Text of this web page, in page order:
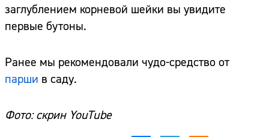
заглублением корневой шейки вы увидите
первые бутоны.
Ранее мы рекомендовали чудо-средство от
парши в саду.
Фото: скрин YouTube